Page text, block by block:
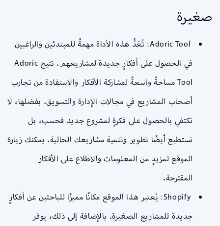
صغيرة
Adoric Tool: تُعَدُّ هذه الأداة مهمةً للمبتدئين والراغبين
في الحصول على أفكارٍ جديدة لمشاريعهم. تتيح Adoric
Tool مساحةً واسعةً لمشاركة الأفكار والاستفادة من تجارب
أصحاب المشاريع في مجالات الإدارة والتسويق. بفضلها، لا
تكتفي بالحصول على فكرةٍ لمشروع جديد فحسب، بل
تستطيع أيضًا تطوير وتنمية مشاريعك الحالية. يمكنك زيارة
الموقع لمزيدٍ من المعلومات والاطلاع على الأفكار
المقترحة.
Shopify: يُعتبر هذا الموقع مكانًا مميزًا للباحثين عن أفكارٍ
جديدة للمشاريع الصغيرة. بالإضافة إلى ذلك، يوفر